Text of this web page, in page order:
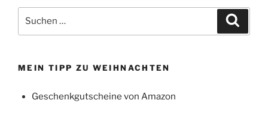
nach:
MEIN TIPP ZU WEIHNACHTEN
Geschenkgutscheine von Amazon